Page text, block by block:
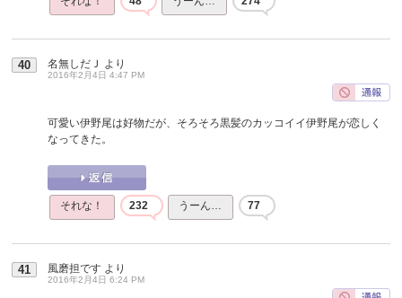
40 名無しだＪ より
2016年2月4日 4:47 PM
可愛い伊野尾は好物だが、そろそろ黒髪のカッコイイ伊野尾が恋しく
なってきた。
それな！ 232 うーん… 77
41 風磨担です より
2016年2月4日 6:24 PM